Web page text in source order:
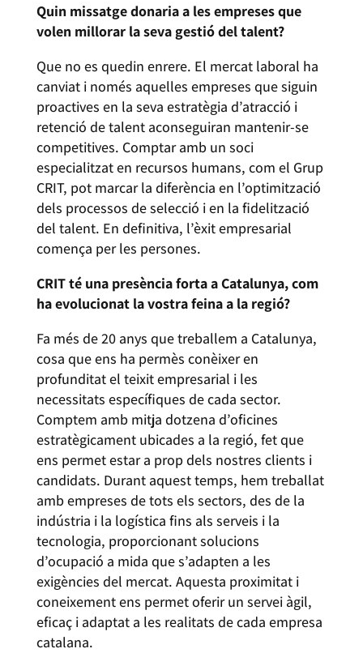
Quin missatge donaria a les empreses que
volen millorar la seva gestió del talent?
Que no es quedin enrere. El mercat laboral ha
canviat i només aquelles empreses que siguin
proactives en la seva estratègia d’atracció i
retenció de talent aconseguiran mantenir-se
competitives. Comptar amb un soci
especialitzat en recursos humans, com el Grup
CRIT, pot marcar la diferència en l’optimització
dels processos de selecció i en la fidelització
del talent. En definitiva, l’èxit empresarial
comença per les persones.
CRIT té una presència forta a Catalunya, com
ha evolucionat la vostra feina a la regió?
Fa més de 20 anys que treballem a Catalunya,
cosa que ens ha permès conèixer en
profunditat el teixit empresarial i les
necessitats específiques de cada sector.
Comptem amb mitja dotzena d’oficines
estratègicament ubicades a la regió, fet que
ens permet estar a prop dels nostres clients i
candidats. Durant aquest temps, hem treballat
amb empreses de tots els sectors, des de la
indústria i la logística fins als serveis i la
tecnologia, proporcionant solucions
d’ocupació a mida que s’adapten a les
exigències del mercat. Aquesta proximitat i
coneixement ens permet oferir un servei àgil,
eficaç i adaptat a les realitats de cada empresa
catalana.